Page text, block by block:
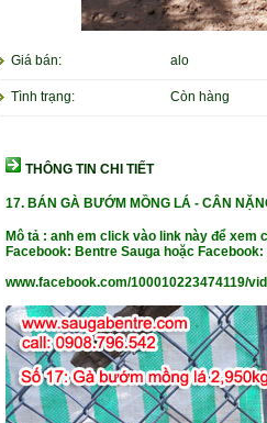
Giá bán: alo
Tình trạng: Còn hàng
THÔNG TIN CHI TIẾT
17.BÁN GÀ BƯỚM MỒNG LÁ -CÂN NẶ
Mô tả : anh em click vào link này để
Facebook: Bentre Sauga hoặc Facebook:
www.facebook.com/100010223474119/